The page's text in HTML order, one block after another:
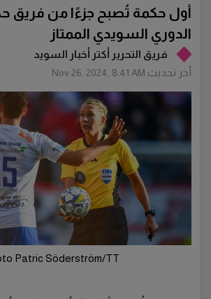
فريق التحرير أكتر أخبار السويد
أخر تحديث Nov 26, 2024, 8:41 AM
أول حكمة تُصبح جزءًا من فريق
الدوري السويدي الممتاز
Patric Söderström/TT